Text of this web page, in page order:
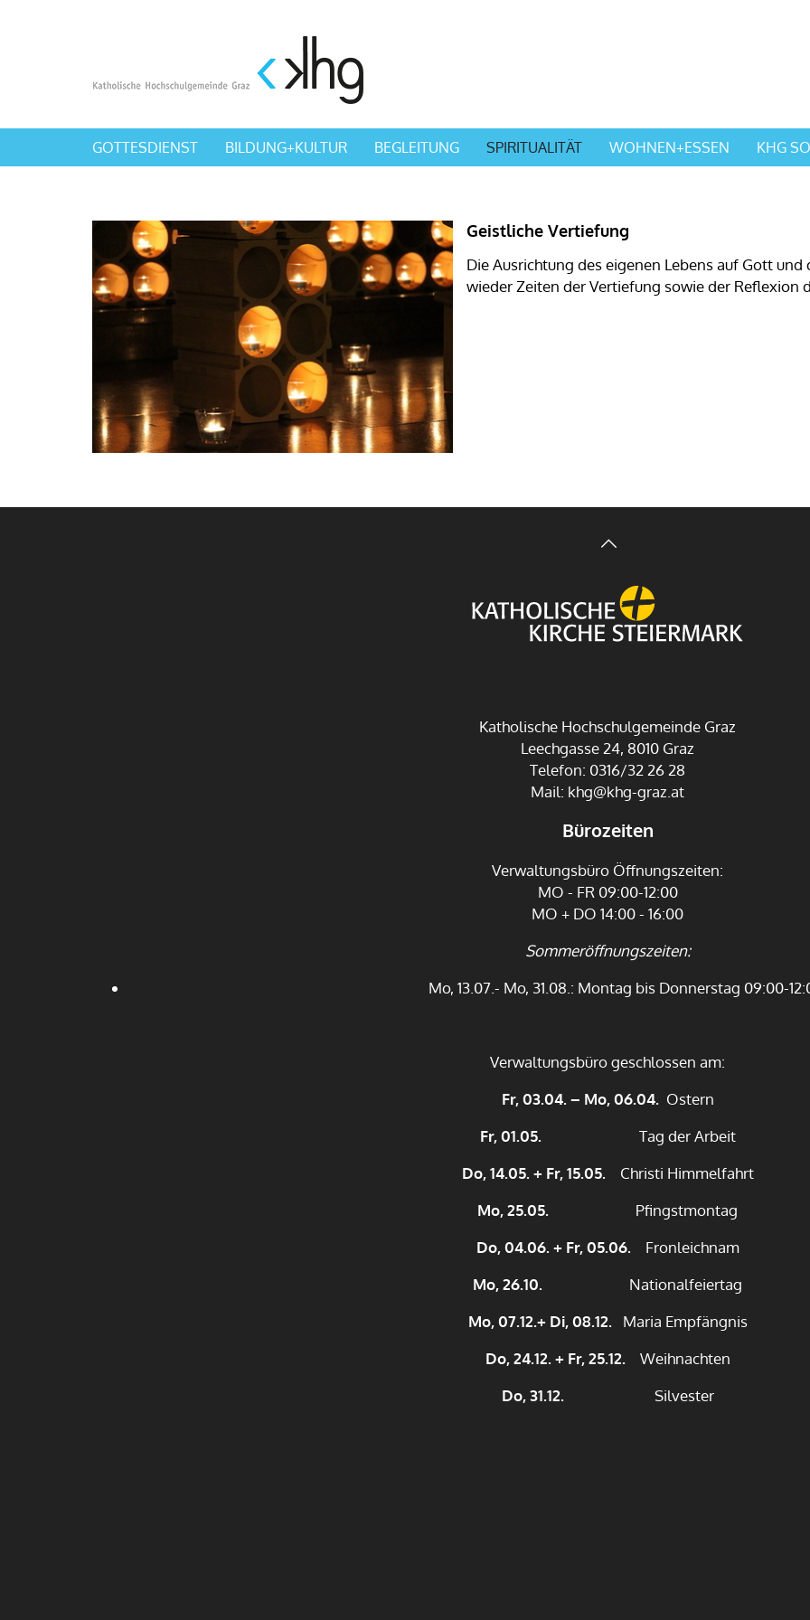
GOTTESDIENST BILDUNG+KULTUR BEGLEITUNG SPIRITUALITÄT WOHNEN+ESSEN KHG
Geistliche Vertiefung
Die Ausrichtung des eigenen Lebens auf Gott
wieder Zeiten der Vertiefung sowie der Reflexion
Katholische Hochschulgemeinde Graz
Leechgasse 24, 8010 Graz
Telefon: 0316/32 26 28
Mail: khg@khg-graz.at
Bürozeiten
Verwaltungsbüro Öffnungszeiten:
MO - FR 09:00-12:00
MO + DO 14:00 - 16:00
Sommeröffnungszeiten:
Mo, 13.07.- Mo, 31.08.: Montag bis Donnerstag 09:00-
Verwaltungsbüro geschlossen am:
Fr, 03.04. – Mo, 06.04.Ostern
Fr, 01.05.Tag der Arbeit
Do, 14.05. + Fr, 15.05.Christi Himmelfahrt
Mo, 25.05. Pfingstmontag
Do, 04.06. + Fr, 05.06.Fronleichnam
Mo, 26.10.
Nationalfeiertag
Mo, 07.12.+ Di, 08.12.Maria Empfängnis
Do, 24.12. + Fr, 25.12.Weihnachten
Do, 31.12.Silvester